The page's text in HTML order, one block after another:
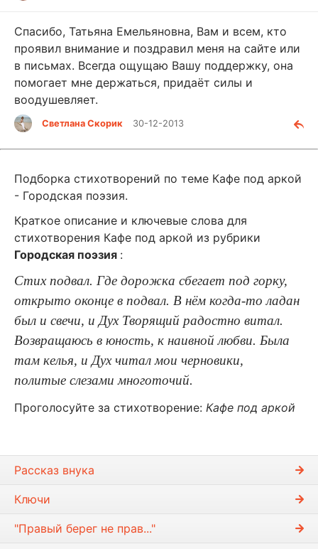
Спасибо, Татьяна Емельяновна, Вам и всем, кто
проявил внимание и поздравил меня на сайте или
в письмах. Всегда ощущаю Вашу поддержку, она
помогает мне держаться, придаёт силы и
воодушевляет.
Светлана Скорик 30-12-2013
Подборка стихотворений по теме Кафе под аркой
- Городская поэзия.
Краткое описание и ключевые слова для
стихотворения Кафе под аркой из рубрики
Городская поэзия :
Стих подвал. Где дорожка сбегает под горку,
открыто оконце в подвал. В нём когда-то ладан
был и свечи, и Дух Творящий радостно витал.
Возвращаюсь в юность, к наивной любви. Была
там келья, и Дух читал мои черновики,
политые слезами многоточий.
Проголосуйте за стихотворение: Кафе под аркой
Рассказ внука
Ключи
"Правый берег не прав..."